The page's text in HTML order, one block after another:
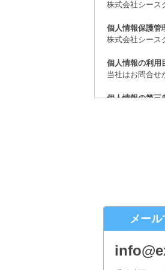
株式会社シース
個人情報保護管
株式会社シー
個人情報の利用
当社はお問合せ
個人情報の第三
取得した個人
お問合せから
株式会社シー
〒160-0023 東
（受付時間は
メール